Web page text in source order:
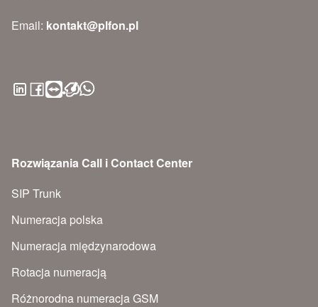
Email: kontakt@plfon.pl
Rozwiązania Call i Contact Center
SIP Trunk
Numeracja polska
Numeracja międzynarodowa
Rotacja numeracją
Różnorodna numeracja GSM